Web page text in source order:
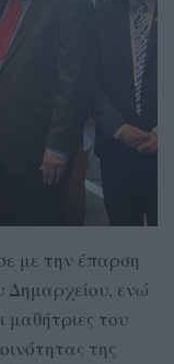
με την έπαρση
Δημαρχείου, ενώ
μαθήτριες του
της